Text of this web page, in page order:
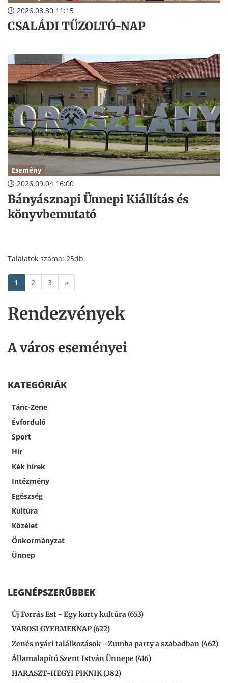
Rendezvények
A város eseményei
KATEGÓRIÁK
Tánc-Zene
Évforduló
Sport
Hír
Kék hírek
Intézmény
Egészség
Kultúra
Közélet
Önkormányzat
Ünnep
LEGNÉPSZERŰBBEK
Új Forrás Est - Egy korty kultúra (653)
VÁROSI GYERMEKNAP (622)
Zenés nyári találkozások - Zumba party a szabadban (462)
Államalapító Szent István Ünnepe (416)
HARASZT-HEGYI PIKNIK (382)
2026.08.30 11:15
CSALÁDI TŰZOLTÓ-NAP
Esemény
2026.09.04 16:00
Bányásznapi Ünnepi Kiállítás és
könyvbemutató
Találatok száma: 25db
1 2 3 »